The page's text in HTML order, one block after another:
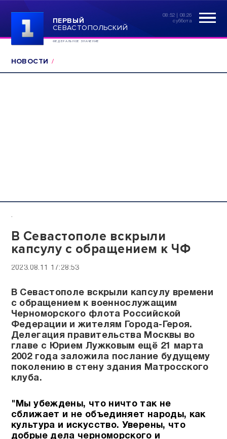
ПЕРВЫЙ
СЕВАСТОПОЛЬСКИЙ
ФЕДЕРАЛЬНОЕ ЗНАЧЕНИЕ
08:52 | 08.26
суббота
НОВОСТИ
.
В Севастополе вскрыли
капсулу с обращением к ЧФ
2023.08.11 17:28:53
В Севастополе вскрыли капсулу времени
с обращением к военнослужащим
Черноморского флота Российской
Федерации и жителям Города-Героя.
Делегация правительства Москвы во
главе с Юрием Лужковым ещё 21 марта
2002 года заложила послание будущему
поколению в стену здания Матросского
клуба.
"Мы убеждены, что ничто так не
сближает и не объединяет народы, как
культура и искусство. Уверены, что
добрые дела черноморского и